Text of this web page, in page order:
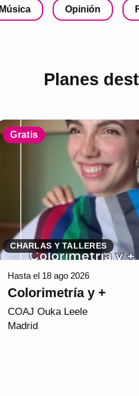
Música Opinión
Planes
Gratis
CHARLAS Y TALLERES
Hasta el 18 ago 2026
Colorimetría y +
COAJ Ouka Leele
Madrid